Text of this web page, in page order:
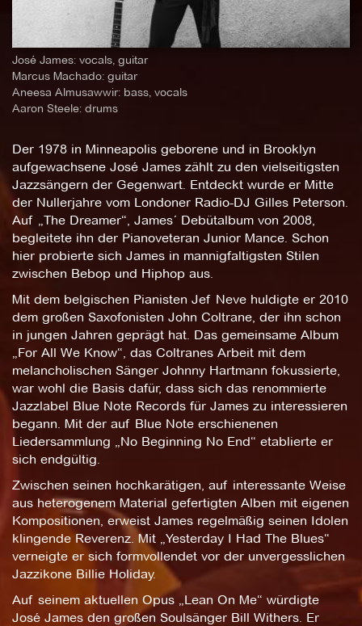
José James: vocals, guitar
Marcus Machado: guitar
Aneesa Almusawwir: bass, vocals
Aaron Steele: drums
Der 1978 in Minneapolis geborene und in Brooklyn
aufgewachsene José James zählt zu den vielseitigsten
Jazzsängern der Gegenwart. Entdeckt wurde er Mitte
der Nullerjahre vom Londoner Radio-DJ Gilles Peterson.
Auf „The Dreamer“, James´ Debütalbum von 2008,
begleitete ihn der Pianoveteran Junior Mance. Schon
hier probierte sich James in mannigfaltigsten Stilen
zwischen Bebop und Hiphop aus.
Mit dem belgischen Pianisten Jef Neve huldigte er 2010
dem großen Saxofonisten John Coltrane, der ihn schon
in jungen Jahren geprägt hat. Das gemeinsame Album
„For All We Know“, das Coltranes Arbeit mit dem
melancholischen Sänger Johnny Hartmann fokussierte,
war wohl die Basis dafür, dass sich das renommierte
Jazzlabel Blue Note Records für James zu interessieren
begann. Mit der auf Blue Note erschienenen
Liedersammlung „No Beginning No End“ etablierte er
sich endgültig.
Zwischen seinen hochkarätigen, auf interessante Weise
aus heterogenem Material gefertigten Alben mit eigenen
Kompositionen, erweist James regelmäßig seinen Idolen
klingende Reverenz. Mit „Yesterday I Had The Blues“
verneigte er sich formvollendet vor der unvergesslichen
Jazzikone Billie Holiday.
Auf seinem aktuellen Opus „Lean On Me“ würdigte
José James den großen Soulsänger Bill Withers. Er